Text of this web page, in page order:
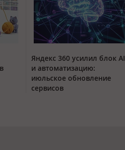
Яндекс 360 усилил блок AI
и автоматизацию:
июльское обновление
сервисов